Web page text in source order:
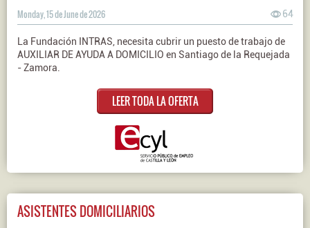
Monday, 15 de June de 2026 64
La Fundación INTRAS, necesita cubrir un puesto de trabajo de
AUXILIAR DE AYUDA A DOMICILIO en Santiago de la Requejada
- Zamora.
LEER TODA LA OFERTA
ASISTENTES DOMICILIARIOS